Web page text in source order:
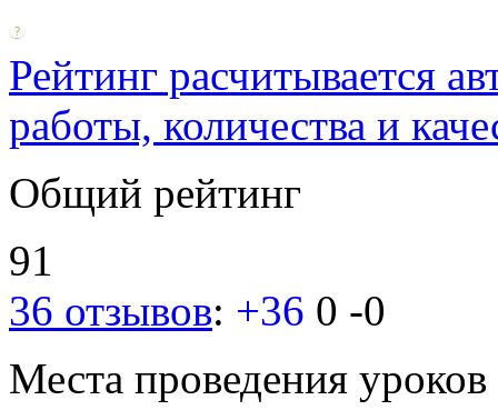
Рейтинг расчитывается
работы, количества и
Общий рейтинг
91
36 отзывов: +36 0 -0
Места проведения уроков